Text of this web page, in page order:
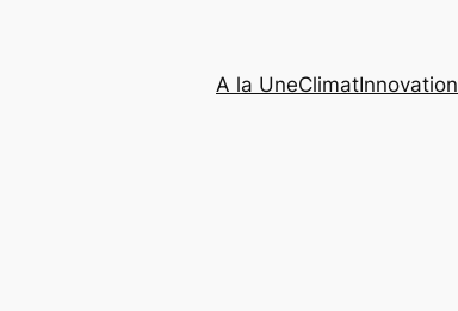
A la UneClimatInnovation